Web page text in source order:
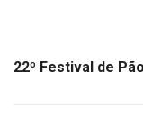
22º Festival de